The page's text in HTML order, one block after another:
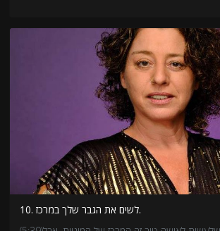
10. לשים את הגבר שלך במרכז.